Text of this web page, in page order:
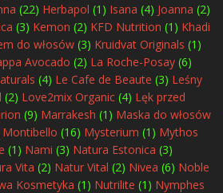
(22) Herbapol (1) Isana (4) Joanna (2)
(3) Kemon (2) KFD Nutrition (1) Khadi
do włosów (3) Kruidvat Originals (1)
Avocado (2) La Roche-Posay (6)
(4) Le Cafe de Beaute (3) Leśny
(2) Love2mix Organic (4) Lęk przed
(9) Marrakesh (1) Maska do włosów
Montibello (16) Mysterium (1) Mythos
(1) Nami (3) Natura Estonica (3)
Vita (2) Natur Vital (2) Nivea (6) Noble
Kosmetyka (1) Nutrilite (1) Nymphes